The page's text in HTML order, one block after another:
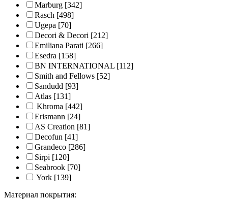
Marburg [342]
Rasch [498]
Ugepa [70]
Decori & Decori [212]
Emiliana Parati [266]
Esedra [158]
BN INTERNATIONAL [112]
Smith and Fellows [52]
Sandudd [93]
Atlas [131]
Khroma [442]
Erismann [24]
AS Creation [81]
Decofun [41]
Grandeco [286]
Sirpi [120]
Seabrook [70]
York [139]
Материал покрытия: